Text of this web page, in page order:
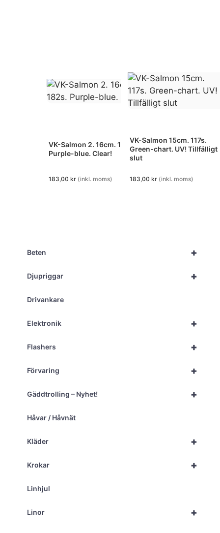
VK-Salmon 2. 16cm. 182s.
Purple-blue. Clear!
183,00 kr (inkl. moms)
VK-Salmon 15cm. 117s.
Green-chart. UV! Tillfälligt
slut
183,00kr (inkl. moms)
+
Beten
+
Djupriggar
Drivankare
+
Elektronik
+
Flashers
+
Förvaring
+
Gäddtrolling – Nyhet!
Håvar / Håvnät
+
Kläder
+
Krokar
Linhjul
+
Linor